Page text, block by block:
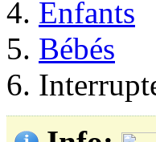
Enfants
Bébés